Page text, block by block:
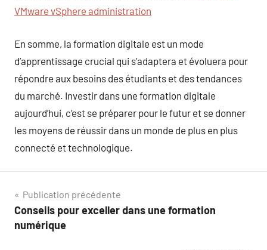
VMware vSphere administration
En somme, la formation digitale est un mode
d’apprentissage crucial qui s’adaptera et évoluera pour
répondre aux besoins des étudiants et des tendances
du marché. Investir dans une formation digitale
aujourd’hui, c’est se préparer pour le futur et se donner
les moyens de réussir dans un monde de plus en plus
connecté et technologique.
Navigation
de
Publication précédente
Conseils pour exceller dans une formation
numérique